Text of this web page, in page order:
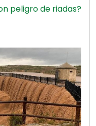
peligro de riadas?